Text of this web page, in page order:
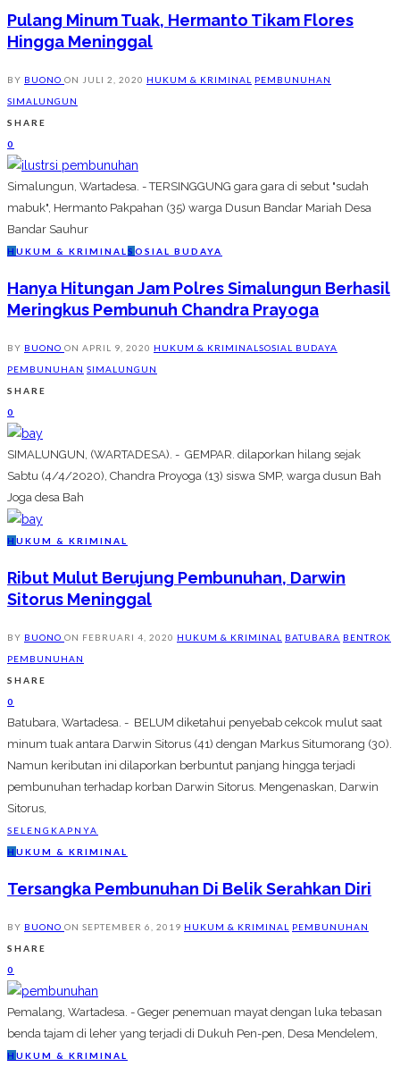
Pulang Minum Tuak, Hermanto Tikam Flores
Hingga Meninggal
BY BUONO ON JULI 2, 2020 HUKUM & KRIMINAL
PEMBUNUHAN
SIMALUNGUN
SHARE
0
Simalungun, Wartadesa. - TERSINGGUNG gara gara di sebut "sudah
mabuk", Hermanto Pakpahan (35) warga Dusun Bandar Mariah Desa
Bandar Sauhur
H UKUM & KRIMINAL S OSIAL BUDAYA
Hanya Hitungan Jam Polres Simalungun Berhasil
Meringkus Pembunuh Chandra Prayoga
BY BUONO ON APRIL 9, 2020 HUKUM & KRIMINAL SOSIAL BUDAYA
PEMBUNUHAN SIMALUNGUN
SHARE
0
SIMALUNGUN, (WARTADESA). - GEMPAR. dilaporkan hilang sejak
Sabtu (4/4/2020), Chandra Proyoga (13) siswa SMP, warga dusun Bah
Joga desa Bah
H UKUM & KRIMINAL
Ribut Mulut Berujung Pembunuhan, Darwin
Sitorus Meninggal
BY BUONO ON FEBRUARI 4, 2020 HUKUM & KRIMINAL BATUBARA BENTROK
PEMBUNUHAN
SHARE
0
Batubara, Wartadesa. - BELUM diketahui penyebab cekcok mulut saat
minum tuak antara Darwin Sitorus (41) dengan Markus Situmorang (30).
Namun keributan ini dilaporkan berbuntut panjang hingga terjadi
pembunuhan terhadap korban Darwin Sitorus. Mengenaskan, Darwin
Sitorus,
SELENGKAPNYA
H UKUM & KRIMINAL
Tersangka Pembunuhan Di Belik Serahkan Diri
BY BUONO ON SEPTEMBER 6, 2019 HUKUM & KRIMINAL
PEMBUNUHAN
SHARE
0
Pemalang, Wartadesa. - Geger penemuan mayat dengan luka tebasan
benda tajam di leher yang terjadi di Dukuh Pen-pen, Desa Mendelem,
H UKUM & KRIMINAL